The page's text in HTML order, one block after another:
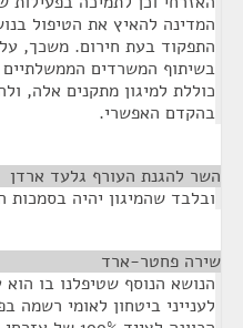
המדינה להאיץ את הטיפול
התפקוד בעת חירום. משכך,
בשיתוף המשרדים הממשלתיים
כוללת למיגון מתקנים אלה,
בהקדם האפשרי.
השר להגנת העורף גלעד ארדן
ובלבד שהמיגון יהיה בסמכות
שירה פחטר-ארד
הנושא הנוסף שטיפלנו בו